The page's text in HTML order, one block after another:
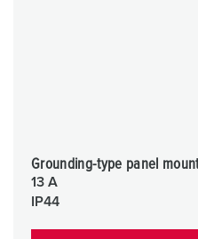
Grounding-type panel
13 A
IP44